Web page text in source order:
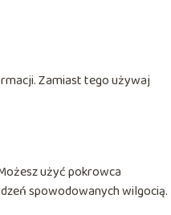
Zamiast tego używaj
użyć pokrowca
spowodowanych wilgocią.